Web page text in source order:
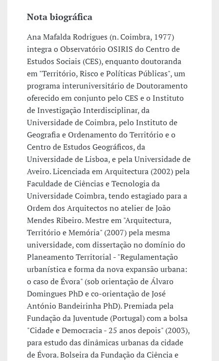
Nota biográfica
Ana Mafalda Rodrigues (n. Coimbra, 1977)
integra o Observatório OSIRIS do Centro de
Estudos Sociais (CES), enquanto doutoranda
em "Território, Risco e Políticas Públicas", um
programa interuniversitário de Doutoramento
oferecido em conjunto pelo CES e o Instituto
de Investigação Interdisciplinar, da
Universidade de Coimbra, pelo Instituto de
Geografia e Ordenamento do Território e o
Centro de Estudos Geográficos, da
Universidade de Lisboa, e pela Universidade de
Aveiro. Licenciada em Arquitectura (2002) pela
Faculdade de Ciências e Tecnologia da
Universidade Coimbra, tendo estagiado para a
Ordem dos Arquitectos no atelier de João
Mendes Ribeiro. Mestre em "Arquitectura,
Território e Memória" (2007) pela mesma
universidade, com dissertação no domínio do
Planeamento Territorial - "Regulamentação
urbanística e forma da nova expansão urbana:
o caso de Évora" (sob orientação de Álvaro
Domingues PhD e co-orientação de José
António Bandeirinha PhD). Premiada pela
Fundação da Juventude (Portugal) com a bolsa
"Cidade e Democracia - 25 anos depois" (2003),
para estudo das dinâmicas urbanas da cidade
de Évora. Bolseira da Fundação da Ciência e